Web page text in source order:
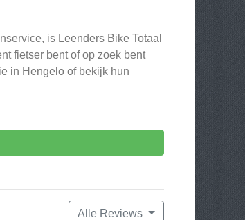
is Leenders Bike Totaal
fietser bent of op zoek bent
in Hengelo of bekijk hun
Alle Reviews